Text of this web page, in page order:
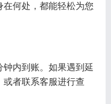
何处，都能轻松为您
内到账。如果遇到延
者联系客服进行查